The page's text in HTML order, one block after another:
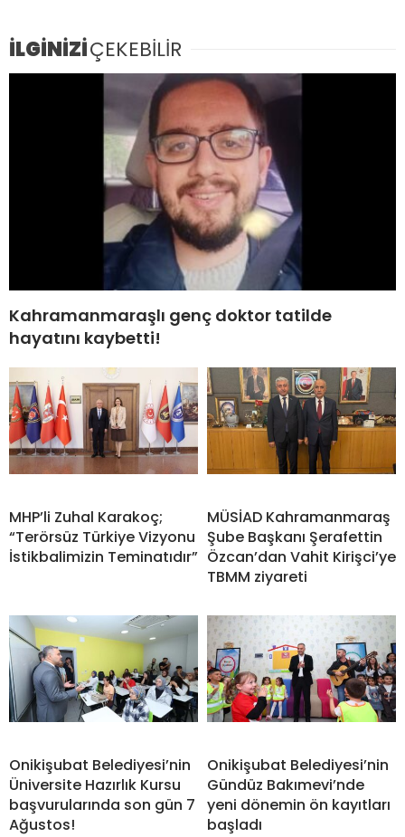
İLGİNİZİÇEKEBİLİR
Kahramanmaraşlı genç doktor tatilde
hayatını kaybetti!
MHP’li Zuhal Karakoç;
“Terörsüz Türkiye Vizyonu
İstikbalimizin Teminatıdır”
MÜSİAD Kahramanmaraş
Şube Başkanı Şerafettin
Özcan’dan Vahit Kirişci’ye
TBMM ziyareti
Onikişubat Belediyesi’nin
Üniversite Hazırlık Kursu
başvurularında son gün 7
Ağustos!
Onikişubat Belediyesi’nin
Gündüz Bakımevi’nde
yeni dönemin ön kayıtları
başladı